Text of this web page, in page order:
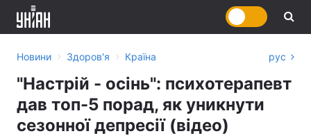
Новини › Здоров'я › Країна рус
"Настрій - осінь": психотерапевт
дав топ-5 порад, як уникнути
сезонної депресії (відео)